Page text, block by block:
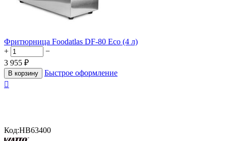
Фритюрница Foodatlas DF-80 Eco (4 л)
+
−
3 955 ₽
В корзину
Быстрое оформление

Код:HB63400